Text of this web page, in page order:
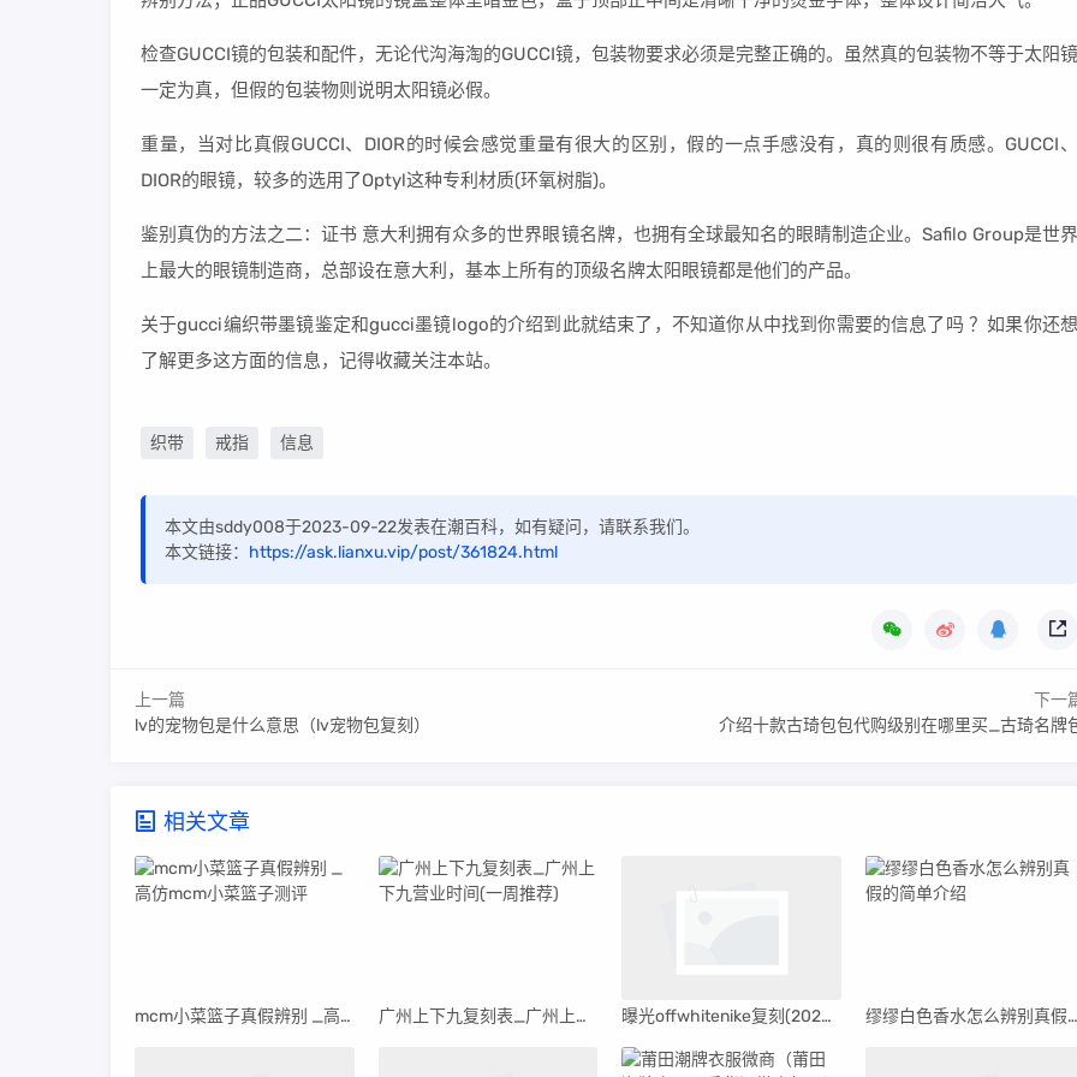
检查GUCCI镜的包装和配件，无论代沟海淘的GUCCI镜，包装物要求必须是完整正确的。虽然真的包装物不等于太阳镜
一定为真，但假的包装物则说明太阳镜必假。
重量，当对比真假GUCCI、DIOR的时候会感觉重量有很大的区别，假的一点手感没有，真的则很有质感。GUCCI、
DIOR的眼镜，较多的选用了Optyl这种专利材质(环氧树脂)。
鉴别真伪的方法之二：证书 意大利拥有众多的世界眼镜名牌，也拥有全球最知名的眼睛制造企业。Safilo Group是世界
上最大的眼镜制造商，总部设在意大利，基本上所有的顶级名牌太阳眼镜都是他们的产品。
关于gucci编织带墨镜鉴定和gucci墨镜logo的介绍到此就结束了，不知道你从中找到你需要的信息了吗 ？如果你还想
了解更多这方面的信息，记得收藏关注本站。
织带 戒指 信息
本文由sddy008于2023-09-22发表在潮百科，如有疑问，请联系我们。
本文链接： https://ask.lianxu.vip/post/361824.html
上一篇
lv的宠物包是什么意思（lv宠物包复刻）
下一
介绍十款古琦包包代购级别在哪里买_古琦名牌
相关文章
mcm小菜篮子真假辨别 _高仿mcm小菜篮子测评 广州上下九复刻表_广州上下九营业时间(一周推荐) 曝光offwhitenike复刻(2023更新中) 缪缪白色香水怎么辨别真假的简单介绍